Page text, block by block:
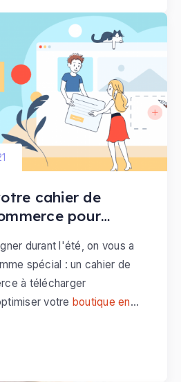
cahier de
pour
durant l'été, on vous a
spécial : un cahier de
à télécharger
votre boutique en